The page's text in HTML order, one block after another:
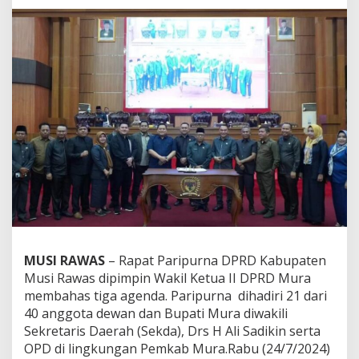
a
D
P
R
D
M
s
i
R
a
w
a
s
S
e
a
k
B
a
h
MUSI RAWAS – Rapat Paripurna DPRD Kabupaten
Musi Rawas dipimpin Wakil Ketua II DPRD Mura
membahas tiga agenda. Paripurna dihadiri 21 dari
40 anggota dewan dan Bupati Mura diwakili
Sekretaris Daerah (Sekda), Drs H Ali Sadikin serta
OPD di lingkungan Pemkab Mura.Rabu (24/7/2024)